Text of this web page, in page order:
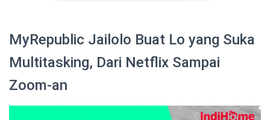
MyRepublic Jailolo Buat Lo yang Suka
Multitasking, Dari Netflix Sampai
Zoom-an